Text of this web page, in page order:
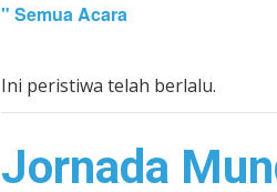
" Semua Acara
Ini peristiwa telah berlalu.
Jornada